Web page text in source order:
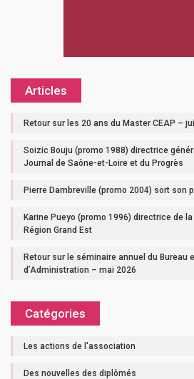
Articles
Retour sur les 20 ans du Master CEAP –
Soizic Bouju (promo 1988) directrice
Journal de Saône-et-Loire et du Progrès
Pierre Dambreville (promo 2004) sort son
Karine Pueyo (promo 1996) directrice de
Région Grand Est
Retour sur le séminaire annuel du Bureau
d’Administration – mai 2026
Catégories
Les actions de l'association
Des nouvelles des diplômés